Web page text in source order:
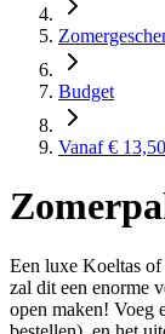
Budget
Vanaf € 13,50
Een luxe Koeltas
zal dit een enorme
open maken! Voeg